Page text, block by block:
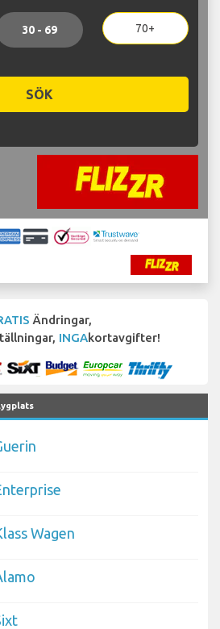
30 - 69 70+
SÖK
Ändringar,
INGAkortavgifter!
Wagen